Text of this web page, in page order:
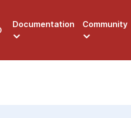
Documentation Community